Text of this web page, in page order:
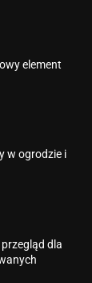
element
w ogrodzie i
dla